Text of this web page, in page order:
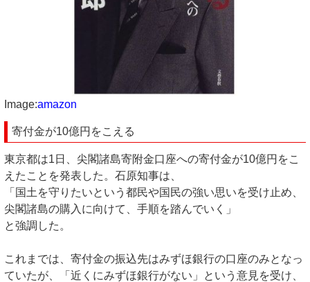
Image:amazon
寄付金が10億円をこえる
東京都は1日、尖閣諸島寄附金口座への寄付金が10億円をこ
えたことを発表した。石原知事は、
「国土を守りたいという都民や国民の強い思いを受け止め、
尖閣諸島の購入に向けて、手順を踏んでいく」
と強調した。
これまでは、寄付金の振込先はみずほ銀行の口座のみとなっ
ていたが、「近くにみずほ銀行がない」という意見を受け、